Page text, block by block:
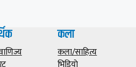
कला
कला/साहित्य